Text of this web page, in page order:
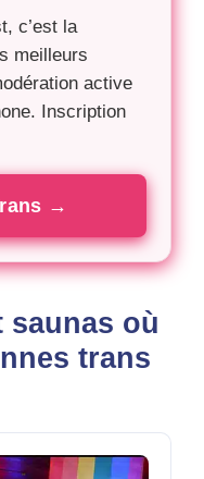
c’est la
meilleurs
active
Inscription
→
saunas où
trans